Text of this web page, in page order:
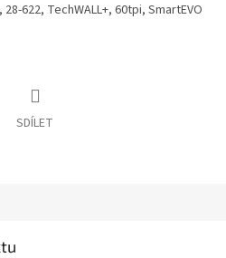
622, TechWALL+, 60tpi, SmartEVO
SDÍLET